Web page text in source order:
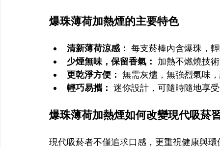
爆珠薄荷加熱煙的主要特色
清新薄荷涼感： 每支菸棒內含爆珠，
少煙無味，保留香氣：
加熱不燃燒技
更乾淨方便： 無需灰燼，無強烈氣味
輕巧易攜： 迷你設計，可隨時隨地享
爆珠薄荷加熱煙如何改變現代吸菸
現代吸菸者不僅追求口感，更重視健康與環